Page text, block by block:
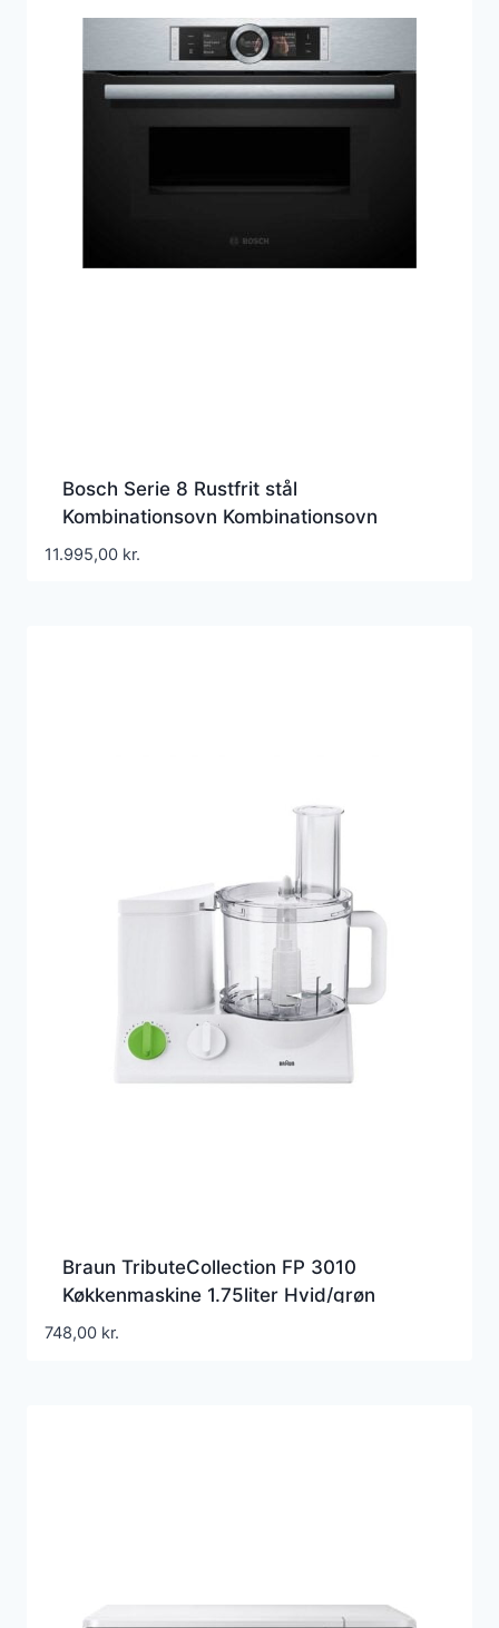
Bosch Serie 8 Rustfrit stål
Kombinationsovn Kombinationsovn
11.995,00 kr.
Braun TributeCollection FP 3010
Køkkenmaskine 1.75liter Hvid/grøn
748,00 kr.